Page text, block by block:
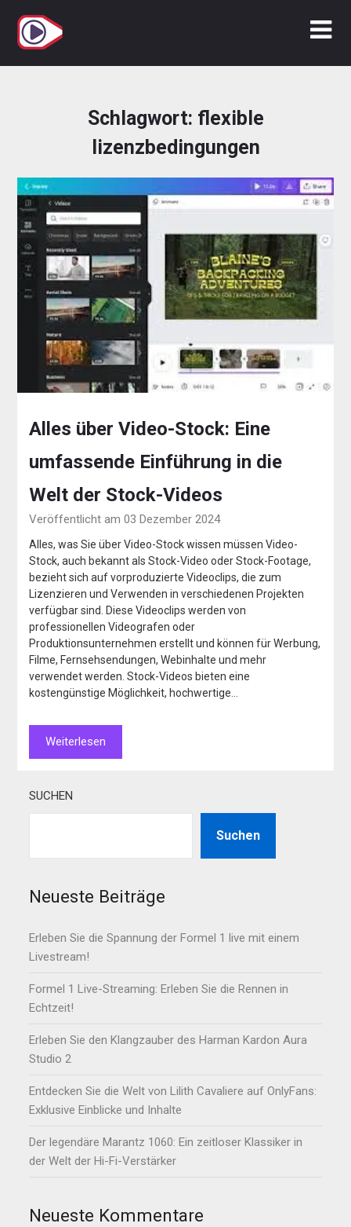
Inhalt
springen
Schlagwort: flexible
lizenzbedingungen
Alles über Video-Stock: Eine
umfassende Einführung in die
Welt der Stock-Videos
Veröffentlicht am 03 Dezember 2024
Alles, was Sie über Video-Stock wissen müssen Video-
Stock, auch bekannt als Stock-Video oder Stock-Footage,
bezieht sich auf vorproduzierte Videoclips, die zum
Lizenzieren und Verwenden in verschiedenen Projekten
verfügbar sind. Diese Videoclips werden von
professionellen Videografen oder
Produktionsunternehmen erstellt und können für Werbung,
Filme, Fernsehsendungen, Webinhalte und mehr
verwendet werden. Stock-Videos bieten eine
kostengünstige Möglichkeit, hochwertige…
Weiterlesen
SUCHEN
Suchen
Neueste Beiträge
Erleben Sie die Spannung der Formel 1 live mit einem
Livestream!
Formel 1 Live-Streaming: Erleben Sie die Rennen in
Echtzeit!
Erleben Sie den Klangzauber des Harman Kardon Aura
Studio 2
Entdecken Sie die Welt von Lilith Cavaliere auf OnlyFans:
Exklusive Einblicke und Inhalte
Der legendäre Marantz 1060: Ein zeitloser Klassiker in
der Welt der Hi-Fi-Verstärker
Neueste Kommentare